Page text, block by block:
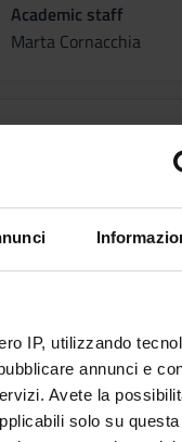
IP, utilizzando
annunci e
Avete la
solo su
Academic staff
Marta Cornacchia
1
Period
FISIO VR 3^ ANNO -
Luca Frulloni